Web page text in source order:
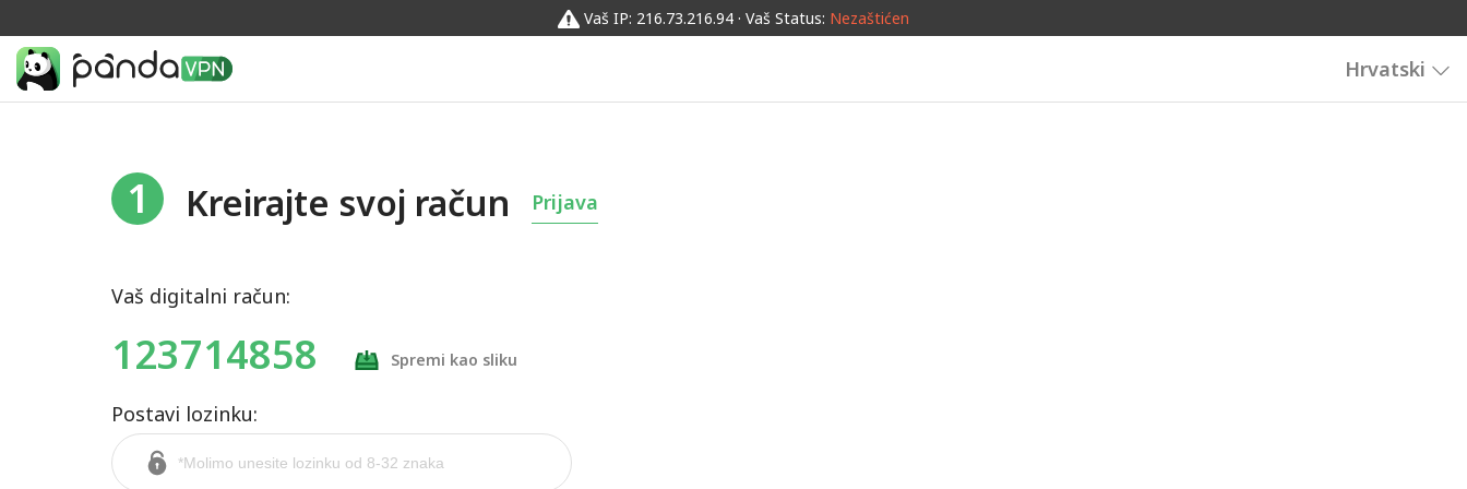
Vaš IP: 216.73.216.94 · Vaš Status: Nezaštićen
Hrvatski
1 Kreirajte svoj račun Prijava
Vaš digitalni račun:
123714858 Spremi kao sliku
Postavi lozinku: